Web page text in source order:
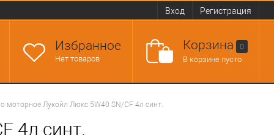
Вход Регистрация
Избранное
Нет товаров
Корзина
0
В корзине пусто
моторное Лукойл Люкс 5W40 SN/CF 4л синт.
4л синт.